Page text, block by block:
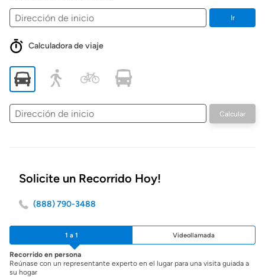
Ir
Calculadora de viaje
Dirección
de
Calcular
Solicite un Recorrido Hoy!
(888) 790-3488
1 a 1 Videollamada
Recorrido en persona
Reúnase con un representante experto en el lugar para una visita guiada a
su hogar